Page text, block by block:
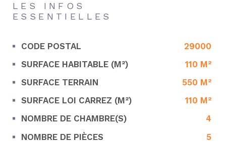
LES INFOS
ESSENTIELLES
Caractérisque Valeurs
CODE POSTAL
29000
SURFACE HABITABLE (M²)
110 M²
SURFACE TERRAIN
550 M²
SURFACE LOI CARREZ (M²)
110 M²
NOMBRE DE CHAMBRE(S)
4
NOMBRE DE PIÈCES
5